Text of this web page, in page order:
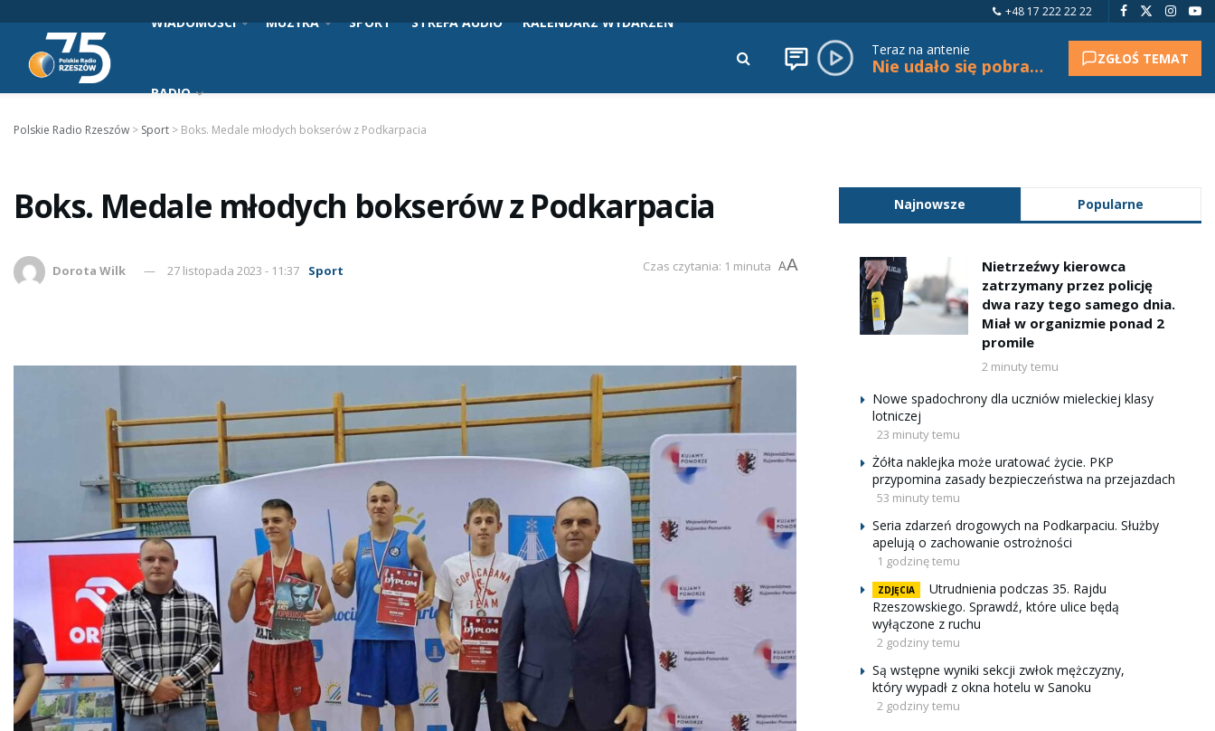
+48 17 222 22 22
WIADOMOŚCI MUZYKA SPORT STREFA AUDIO KALENDARZ WYDARZEŃ
RADIO
Teraz na antenie
Nie udało się pobrać tytułu. ZGŁOŚ TEMAT
Polskie Radio Rzeszów > Sport > Boks. Medale młodych bokserów z Podkarpacia
Boks. Medale młodych bokserów z Podkarpacia
Dorota Wilk 27 listopada 2023 - 11:37 Sport Czas czytania: 1 minuta AA
Najnowsze Popularne
Nietrzeźwy kierowca
zatrzymany przez policję
dwa razy tego samego dnia.
Miał w organizmie ponad 2
promile
2 minuty temu
Nowe spadochrony dla uczniów mieleckiej klasy
lotniczej
23 minuty temu
Żółta naklejka może uratować życie. PKP
przypomina zasady bezpieczeństwa na przejazdach
53 minuty temu
Seria zdarzeń drogowych na Podkarpaciu. Służby
apelują o zachowanie ostrożności
1 godzinę temu
ZDJĘCIA
Utrudnienia podczas 35. Rajdu
Rzeszowskiego. Sprawdź, które ulice będą
wyłączone z ruchu
2 godziny temu
Są wstępne wyniki sekcji zwłok mężczyzny,
który wypadł z okna hotelu w Sanoku
2 godziny temu